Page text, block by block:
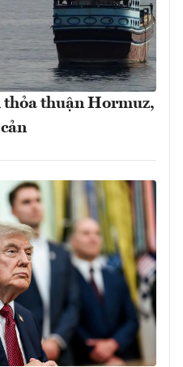
thuận Hormuz,